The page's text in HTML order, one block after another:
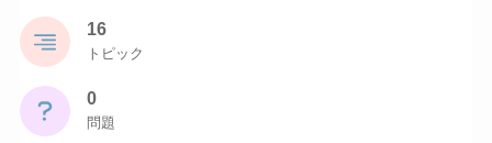
16
トピック
0
問題